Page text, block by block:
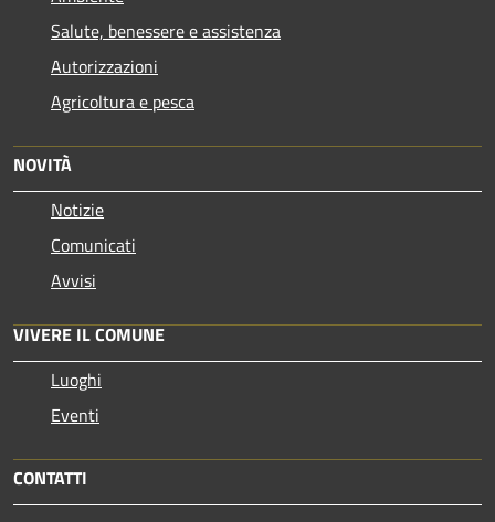
Salute, benessere e assistenza
Autorizzazioni
Agricoltura e pesca
NOVITÀ
Notizie
Comunicati
Avvisi
VIVERE IL COMUNE
Luoghi
Eventi
CONTATTI